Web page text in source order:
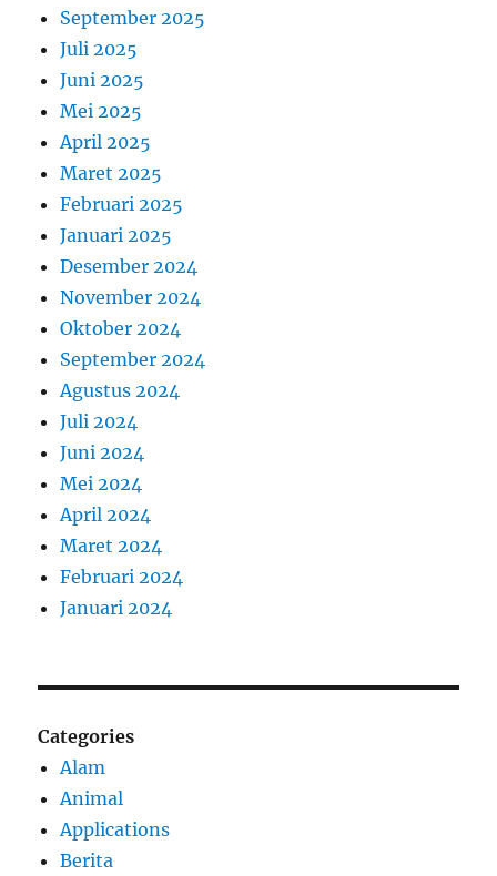
September 2025
Juli 2025
Juni 2025
Mei 2025
April 2025
Maret 2025
Februari 2025
Januari 2025
Desember 2024
November 2024
Oktober 2024
September 2024
Agustus 2024
Juli 2024
Juni 2024
Mei 2024
April 2024
Maret 2024
Februari 2024
Januari 2024
Categories
Alam
Animal
Applications
Berita